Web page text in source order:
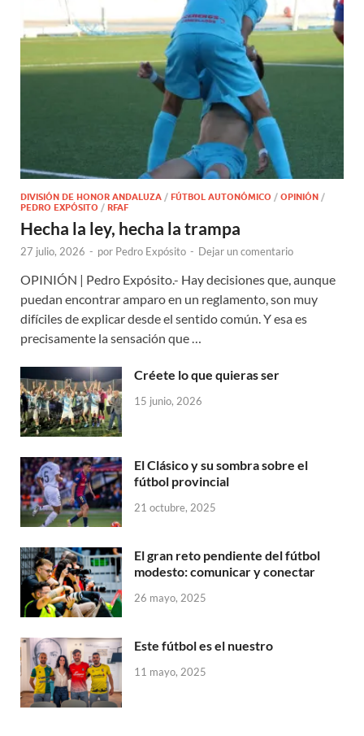
DIVISIÓN DE HONOR ANDALUZA / FÚTBOL AUTONÓMICO / OPINIÓN /
PEDRO EXPÓSITO / RFAF
Hecha la ley, hecha la trampa
27 julio, 2026 - por Pedro Expósito - Dejar un comentario
OPINIÓN | Pedro Expósito.- Hay decisiones que, aunque
puedan encontrar amparo en un reglamento, son muy
difíciles de explicar desde el sentido común. Y esa es
precisamente la sensación que …
Créete lo que quieras ser
15 junio, 2026
El Clásico y su sombra sobre el
fútbol provincial
21 octubre, 2025
El gran reto pendiente del fútbol
modesto: comunicar y conectar
26 mayo, 2025
Este fútbol es el nuestro
11 mayo, 2025